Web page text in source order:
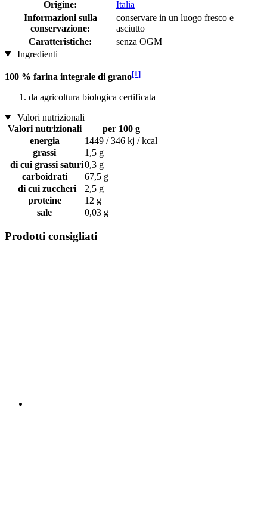
Origine:
Italia
Informazioni sulla
conservazione:
conservare in un luogo fresco e
asciutto
Caratteristiche:
senza OGM
Ingredienti
100 % farina integrale di grano[1]
da agricoltura biologica certificata
Valori nutrizionali
Valori nutrizionali
per 100 g
energia
1449 / 346 kj / kcal
grassi
1,5 g
di cui grassi saturi0,3 g
carboidrati
67,5 g
di cui zuccheri
2,5 g
proteine
12 g
sale
0,03 g
Prodotti consigliati